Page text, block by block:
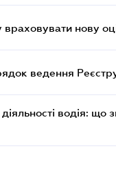
нову
ведення
водія: що